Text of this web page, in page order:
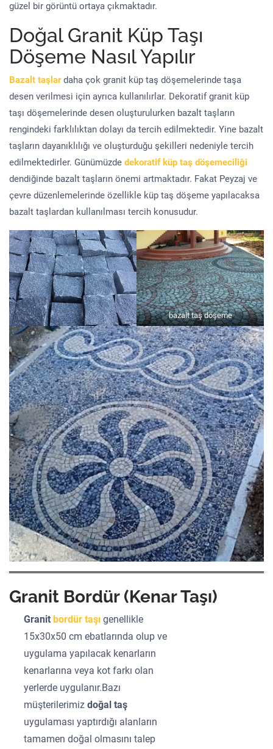
güzel bir görüntü ortaya çıkmaktadır.
Doğal Granit Küp Taşı
Döşeme Nasıl Yapılır
Bazalt taşlardaha çok granit küp taş döşemelerinde taşa
desen verilmesi için ayrıca kullanılırlar. Dekoratif granit küp
taşı döşemelerinde desen oluşturulurken bazalt taşların
rengindeki farklılıktan dolayı da tercih edilmektedir. Yine bazalt
taşların dayanıklılığı ve oluşturduğu şekilleri nedeniyle tercih
edilmektedirler. Günümüzde dekoratif küp taş döşemeciliği
dendiğinde bazalt taşların önemi artmaktadır. Fakat Peyzaj ve
çevre düzenlemelerinde özellikle küp taş döşeme yapılacaksa
bazalt taşlardan kullanılması tercih konusudur.
bazalt taş döşeme
Granit Bordür (Kenar Taşı)
Granitbordür taşı genellikle
15x30x50 cm ebatlarında olup ve
uygulama yapılacak kenarların
kenarlarına veya kot farkı olan
yerlerde uygulanır.Bazı
müşterilerimizdoğal taş
uygulaması yaptırdığı alanların
tamamen doğal olmasını talep